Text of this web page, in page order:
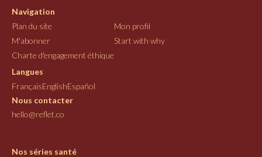
Navigation
Plan du site
Mon profil
M'abonner
Start with why
Charte d'engagement éthique
Langues
FrançaisEnglishEspañol
Nous contacter
hello@reflet.co
Nos séries santé